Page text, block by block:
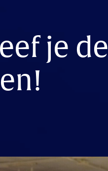
je de